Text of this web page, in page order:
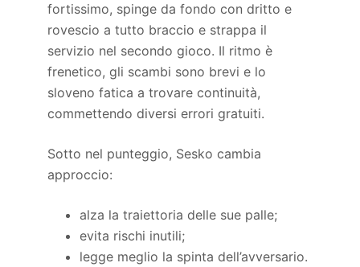
fortissimo, spinge da fondo con dritto e
rovescio a tutto braccio e strappa il
servizio nel secondo gioco. Il ritmo è
frenetico, gli scambi sono brevi e lo
sloveno fatica a trovare continuità,
commettendo diversi errori gratuiti.
Sotto nel punteggio, Sesko cambia
approccio:
alza la traiettoria delle sue palle;
evita rischi inutili;
legge meglio la spinta dell’avversario.